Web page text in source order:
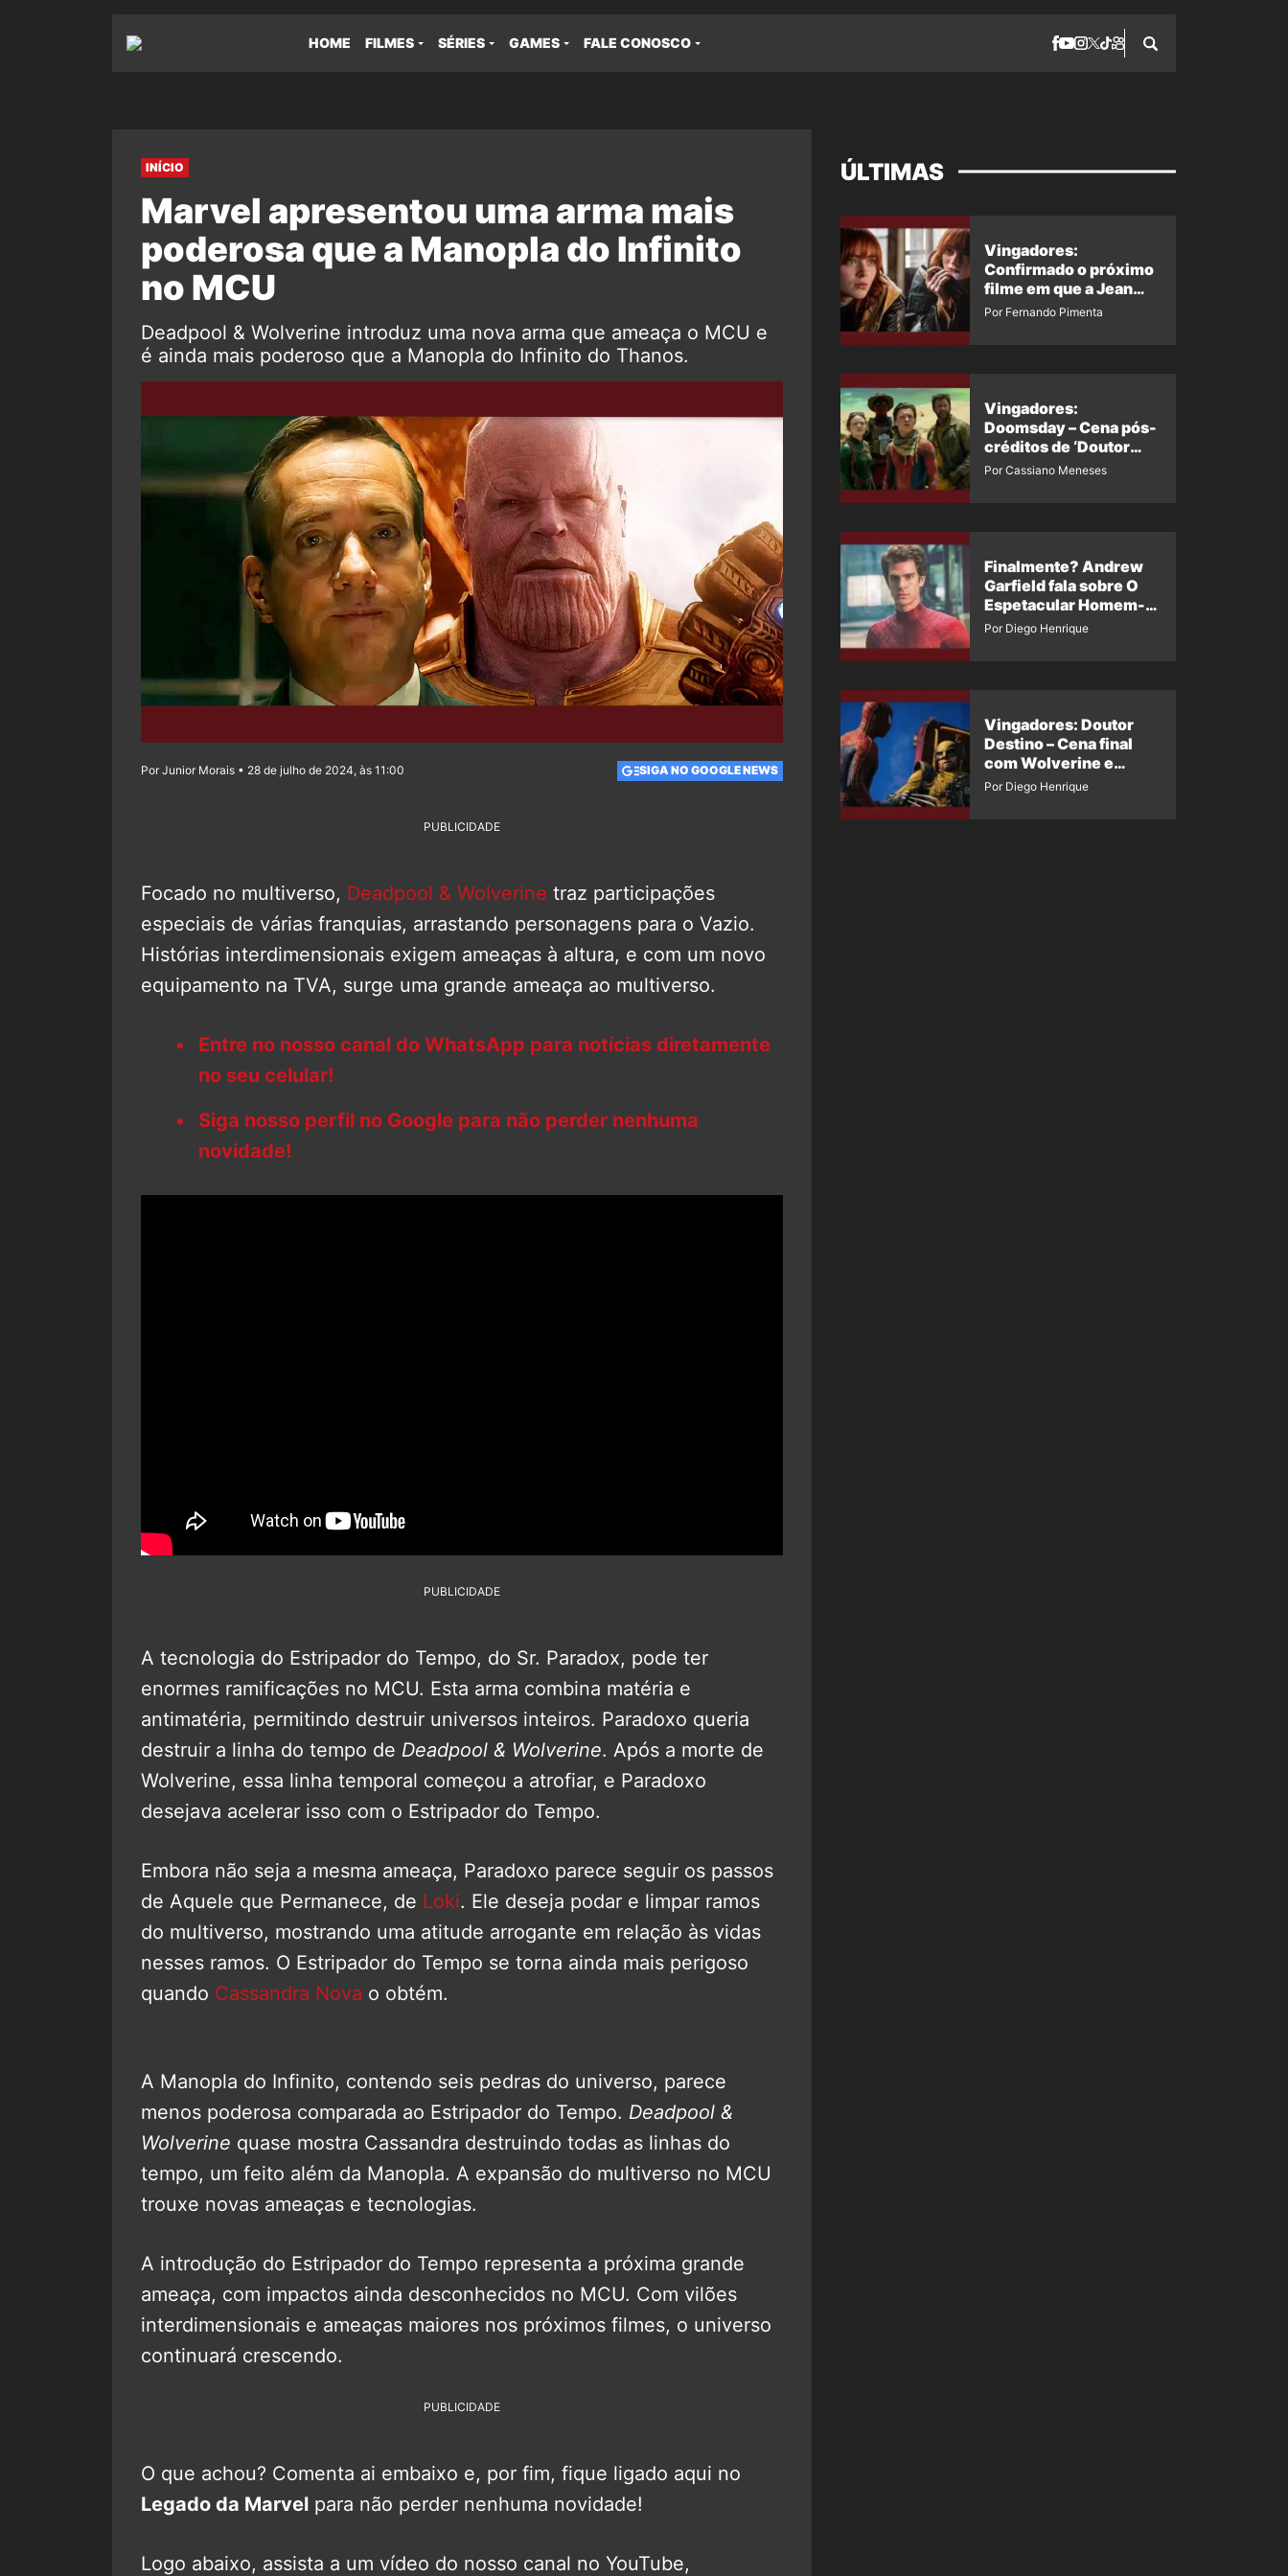
HOME FILMES SÉRIES GAMES FALE CONOSCO
INÍCIO
Marvel apresentou uma arma mais
poderosa que a Manopla do Infinito
no MCU
Deadpool & Wolverine introduz uma nova arma que ameaça o MCU e
é ainda mais poderoso que a Manopla do Infinito do Thanos.
Por Junior Morais • 28 de julho de 2024, às 11:00 SIGA NO GOOGLE NEWS
PUBLICIDADE
Focado no multiverso, Deadpool & Wolverine traz participações
especiais de várias franquias, arrastando personagens para o Vazio.
Histórias interdimensionais exigem ameaças à altura, e com um novo
equipamento na TVA, surge uma grande ameaça ao multiverso.
Entre no nosso canal do WhatsApp para notícias diretamente
no seu celular!
Siga nosso perfil no Google para não perder nenhuma
novidade!
PUBLICIDADE
A tecnologia do Estripador do Tempo, do Sr. Paradox, pode ter
enormes ramificações no MCU. Esta arma combina matéria e
antimatéria, permitindo destruir universos inteiros. Paradoxo queria
destruir a linha do tempo de Deadpool & Wolverine. Após a morte de
Wolverine, essa linha temporal começou a atrofiar, e Paradoxo
desejava acelerar isso com o Estripador do Tempo.
Embora não seja a mesma ameaça, Paradoxo parece seguir os passos
de Aquele que Permanece, de Loki. Ele deseja podar e limpar ramos
do multiverso, mostrando uma atitude arrogante em relação às vidas
nesses ramos. O Estripador do Tempo se torna ainda mais perigoso
quando Cassandra Nova o obtém.
A Manopla do Infinito, contendo seis pedras do universo, parece
menos poderosa comparada ao Estripador do Tempo. Deadpool &
Wolverine quase mostra Cassandra destruindo todas as linhas do
tempo, um feito além da Manopla. A expansão do multiverso no MCU
trouxe novas ameaças e tecnologias.
A introdução do Estripador do Tempo representa a próxima grande
ameaça, com impactos ainda desconhecidos no MCU. Com vilões
interdimensionais e ameaças maiores nos próximos filmes, o universo
continuará crescendo.
PUBLICIDADE
O que achou? Comenta ai embaixo e, por fim, fique ligado aqui no
Legado da Marvel para não perder nenhuma novidade!
Logo abaixo, assista a um vídeo do nosso canal no YouTube,
ÚLTIMAS
Vingadores:
Confirmado o próximo
filme em que a Jean
Grey irá aparecer
Por Fernando Pimenta
Vingadores:
Doomsday – Cena pós-
créditos de ‘Doutor
Destino’ é revelada
Por Cassiano Meneses
Finalmente? Andrew
Garfield fala sobre O
Espetacular Homem-
Aranha 3
Por Diego Henrique
Vingadores: Doutor
Destino – Cena final
com Wolverine e
Homem-Aranha de
Por Diego Henrique